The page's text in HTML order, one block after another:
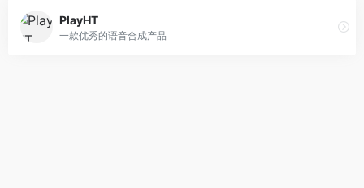
PlayHT
一款优秀的语音合成产品